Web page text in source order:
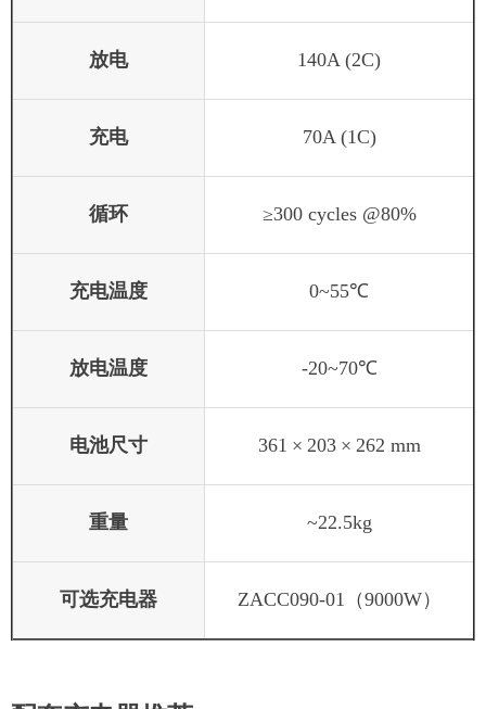
放电 140A (2C)
充电 70A (1C)
循环 ≥300 cycles @80%
充电温度 0~55℃
放电温度 -20~70℃
电池尺寸 361 × 203 × 262 mm
重量 ~22.5kg
可选充电器 ZACC090-01（9000W）